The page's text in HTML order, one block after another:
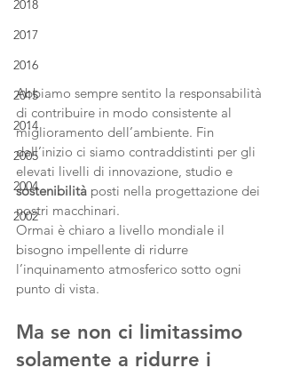
2018
2017
2016
2015
2014
2005
2004
2002
Abbiamo sempre sentito la responsabilità
di contribuire in modo consistente al
miglioramento dell’ambiente. Fin
dall’inizio ci siamo contraddistinti per gli
elevati livelli di innovazione, studio e
sostenibilità posti nella progettazione dei
nostri macchinari.
Ormai è chiaro a livello mondiale il
bisogno impellente di ridurre
l’inquinamento atmosferico sotto ogni
punto di vista.
Ma se non ci limitassimo
solamente a ridurre i